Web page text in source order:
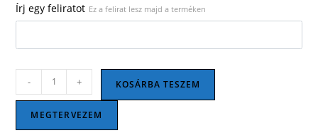
Írj egy feliratot Ez a felirat lesz majd a terméken
citrom
füllel
és
- + KOSÁRBA TESZEM
MEGTERVEZEM